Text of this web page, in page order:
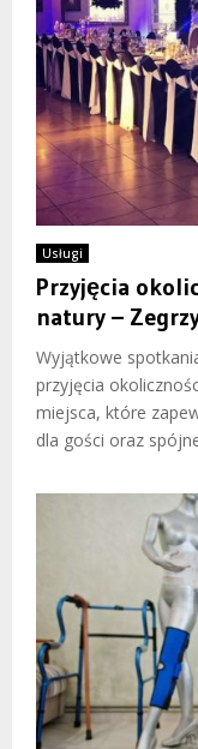
Usługi
Przyjęcia
natury –
Wyjątkowe
przyjęcia
miejsca, które
dla gości oraz